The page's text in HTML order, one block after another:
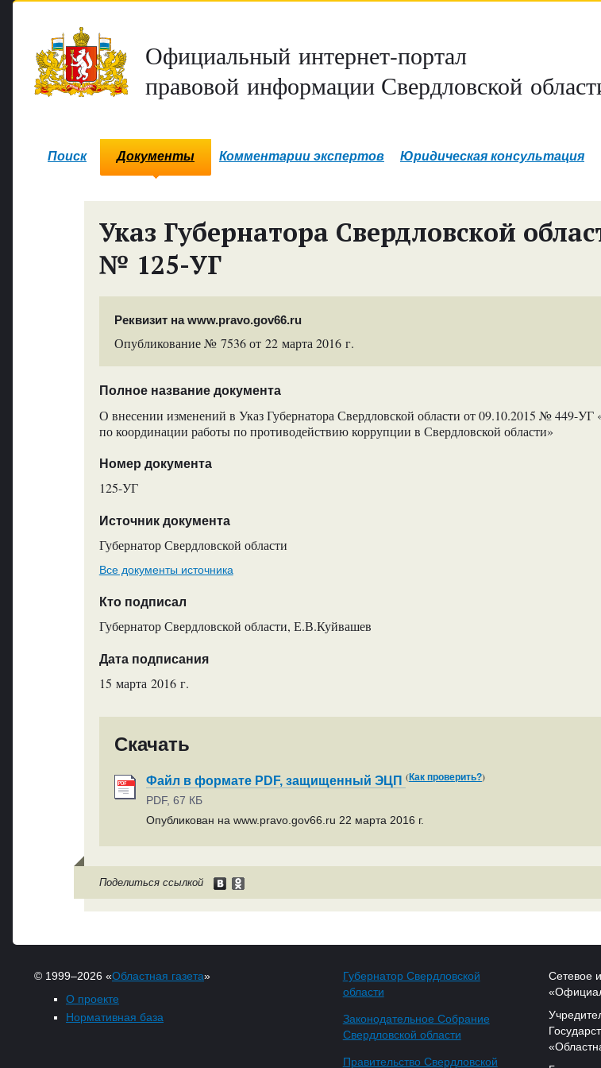
Официальный интернет-портал
правовой информации Свердловской
Поиск Документы Комментарии экспертов Юридическая консультация
Указ Губернатора Свердловской
№ 125-УГ
Реквизит на www.pravo.gov66.ru
Опубликование № 7536 от 22 марта 2016 г.
Полное название документа
О внесении изменений в Указ Губернатора Свердловской области от 09.10.2015 № 449-
по координации работы по противодействию коррупции в Свердловской области»
Номер документа
125-УГ
Источник документа
Губернатор Свердловской области
Все документы источника
Кто подписал
Губернатор Свердловской области, Е.В.Куйвашев
Дата подписания
15 марта 2016 г.
Скачать
Файл в формате PDF, защищенный ЭЦП (Как проверить?)
PDF, 67 КБ
Опубликован на www.pravo.gov66.ru 22 марта 2016 г.
Поделиться ссылкой
© 1999–2026 «Областная газета»
О проекте
Нормативная база
Губернатор Свердловской
области
Законодательное Собрание
Свердловской области
Правительство Свердловской
Сетевое